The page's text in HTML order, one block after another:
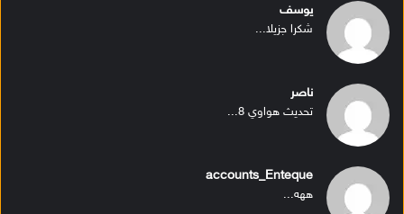
يوسف
شكرا جزيلا...
ناصر
تحديث هواوي 8...
accounts_Enteque
ههه...